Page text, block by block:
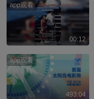
app观看
00:12
app观看
493:04